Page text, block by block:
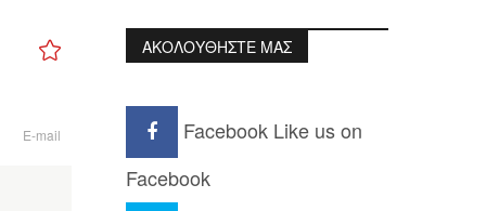
E-mail
ΑΚΟΛΟΥΘΗΣΤΕ ΜΑΣ
Facebook Like us on
Facebook